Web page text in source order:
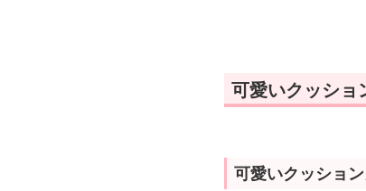
可愛いクッショ
可愛いクッショ